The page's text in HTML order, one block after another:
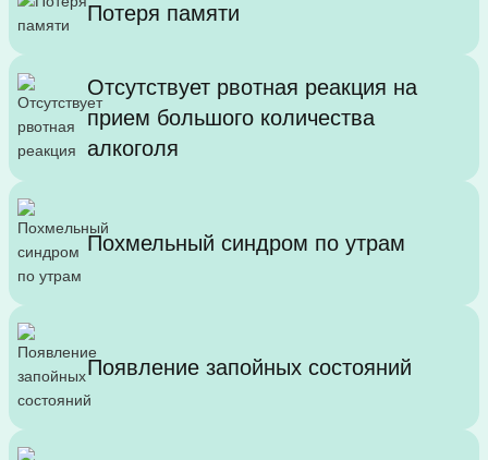
Потеря памяти
Отсутствует рвотная реакция на
прием большого количества
алкоголя
Похмельный синдром по утрам
Появление запойных состояний